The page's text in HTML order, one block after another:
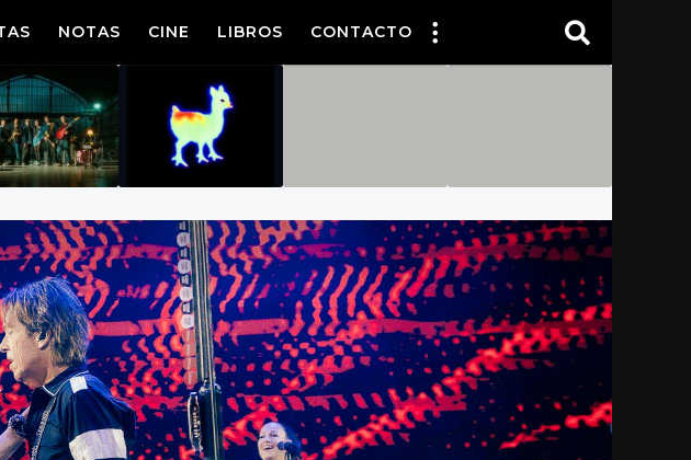
NOTAS CINE LIBROS CONTACTO